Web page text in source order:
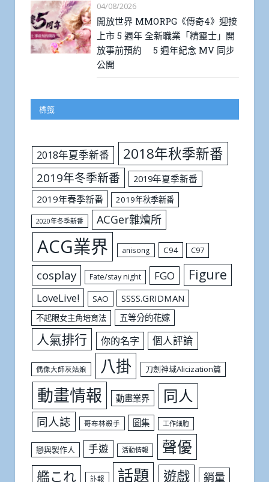
04/08/2026
開放世界 MMORPG《傳奇4》迎接
上市 5 週年 全新職業「精靈士」開
放事前預約 5 週年紀念 MV 同步
公開
標籤
2018年夏季新番 2018年秋季新番
2019年冬季新番
2019年夏季新番
2019年春季新番
2019年秋季新番
2020年冬季新番 ACGer雜燴所
ACG業界 anisong C94 C97
cosplay Fate/stay night FGO Figure
LoveLive! SAO SSSS.GRIDMAN
不起眼女主角培育法 五等分的花嫁
人氣排行 你的名字 個人評論
偶像大師灰姑娘 八掛 刀劍神域Alicization篇
動畫情報 動畫業界 同人
同人誌 哥布林殺手 圖集 工作細胞
戀與製作人 手遊 活動情報 聲優
艦これ 訃報 話題 遊戲 銷量